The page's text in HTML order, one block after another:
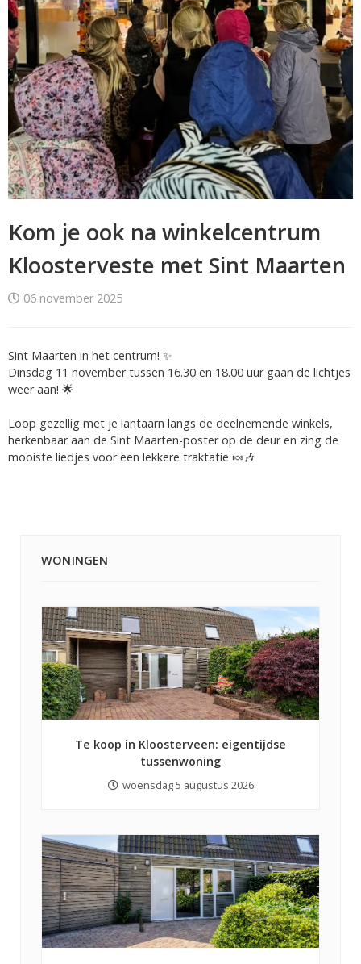
Kom je ook na winkelcentrum
Kloosterveste met Sint Maarten
06 november 2025
Sint Maarten in het centrum! ✨
Dinsdag 11 november tussen 16.30 en 18.00 uur gaan de lichtjes
weer aan! 🌟
Loop gezellig met je lantaarn langs de deelnemende winkels,
herkenbaar aan de Sint Maarten-poster op de deur en zing de
mooiste liedjes voor een lekkere traktatie 🍬🎶
WONINGEN
Te koop in Kloosterveen: eigentijdse
tussenwoning
woensdag 5 augustus 2026